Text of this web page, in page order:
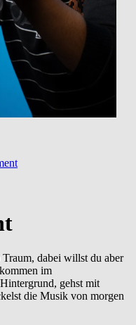
dabei willst du aber
im
gehst mit
die Musik von morgen